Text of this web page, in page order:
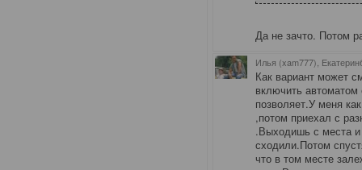
Да не зачто. Потом
Илья (xam777),
Как вариант может
включить автоматом
позволяет.У меня
,потом приехал с
.Выходишь с места
сходили.Потом
что в том месте